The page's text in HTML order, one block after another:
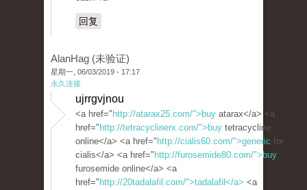
回复
AlanHag (未验证)
星期一, 06/03/2019 - 17:17
永久连接
ujrrgvjnou
<a href=" http://atarax25.com/">buy atarax</a> <a
href=" http://tetracyclinerx.com/">buy tetracycline
online</a> <a href=" http://cialis60.com/">generic for
cialis</a> <a href=" http://furosemide80.com/">buy
furosemide online</a> <a
href=" http://20tadalafil.com/">tadalafil</a> <a